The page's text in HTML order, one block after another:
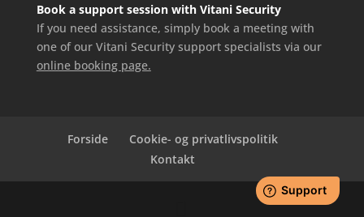
Book a support session with Vitani Security
If you need assistance, simply book a meeting with
one of our Vitani Security support specialists via our
online booking page.
Forside
Cookie- og privatlivspolitik
Kontakt